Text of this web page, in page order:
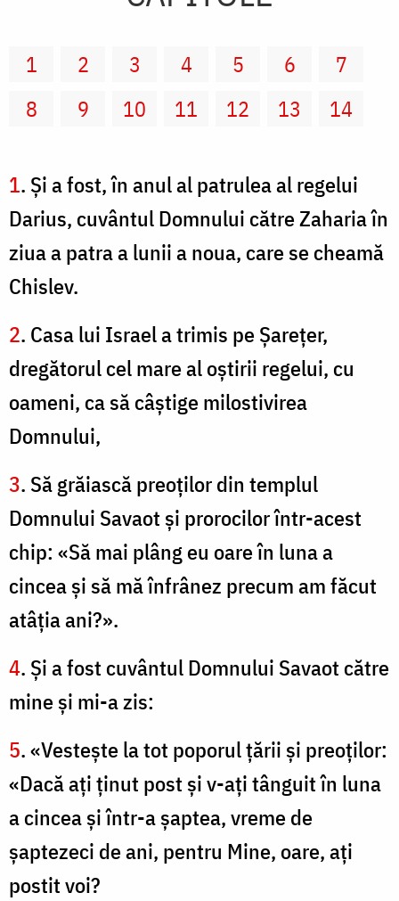
1 2 3 4 5 6
7
8
9 10 11 12 13 14
1. Şi a fost, în anul al patrulea al regelui
Darius, cuvântul Domnului către Zaharia în
ziua a patra a lunii a noua, care se cheamă
Chislev.
2. Casa lui Israel a trimis pe Şareţer,
dregătorul cel mare al oştirii regelui, cu
oameni, ca să câştige milostivirea
Domnului,
3. Să grăiască preoţilor din templul
Domnului Savaot şi prorocilor într-acest
chip: «Să mai plâng eu oare în luna a
cincea şi să mă înfrânez precum am făcut
atâţia ani?».
4. Şi a fost cuvântul Domnului Savaot către
mine şi mi-a zis:
5. «Vesteşte la tot poporul ţării şi preoţilor:
«Dacă aţi ţinut post şi v-aţi tânguit în luna
a cincea şi într-a şaptea, vreme de
şaptezeci de ani, pentru Mine, oare, aţi
postit voi?